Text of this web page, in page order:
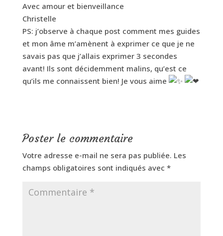
Avec amour et bienveillance
Christelle
PS: j’observe à chaque post comment mes guides
et mon âme m’amènent à exprimer ce que je ne
savais pas que j’allais exprimer 3 secondes
avant! Ils sont décidemment malins, qu’est ce
qu’ils me connaissent bien! Je vous aime
Poster le commentaire
Votre adresse e-mail ne sera pas publiée. Les
champs obligatoires sont indiqués avec *